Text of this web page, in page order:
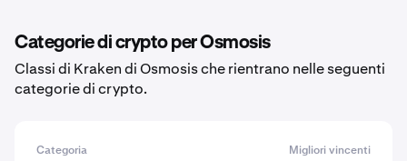
Categorie di crypto per Osmosis
Classi di Kraken di Osmosis che rientrano nelle seguenti
categorie di crypto.
Categoria Migliori vincenti